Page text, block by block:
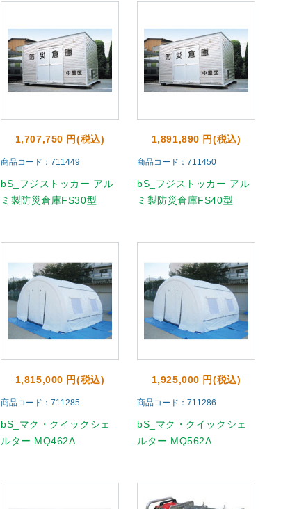
1,707,750 円(税込)
商品コード：711449
bS_フジストッカー アル
ミ製防災倉庫FS30型
1,891,890 円(税込)
商品コード：711450
bS_フジストッカー アル
ミ製防災倉庫FS40型
1,815,000 円(税込)
商品コード：711285
bS_マク・クイックシェ
ルター MQ462A
1,925,000 円(税込)
商品コード：711286
bS_マク・クイックシェ
ルター MQ562A